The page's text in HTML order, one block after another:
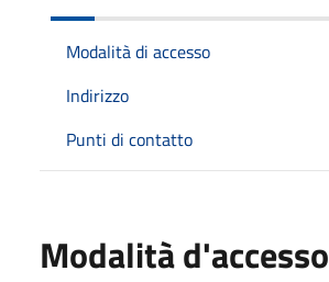
Modalità di accesso
Indirizzo
Punti di contatto
Modalità d'accesso